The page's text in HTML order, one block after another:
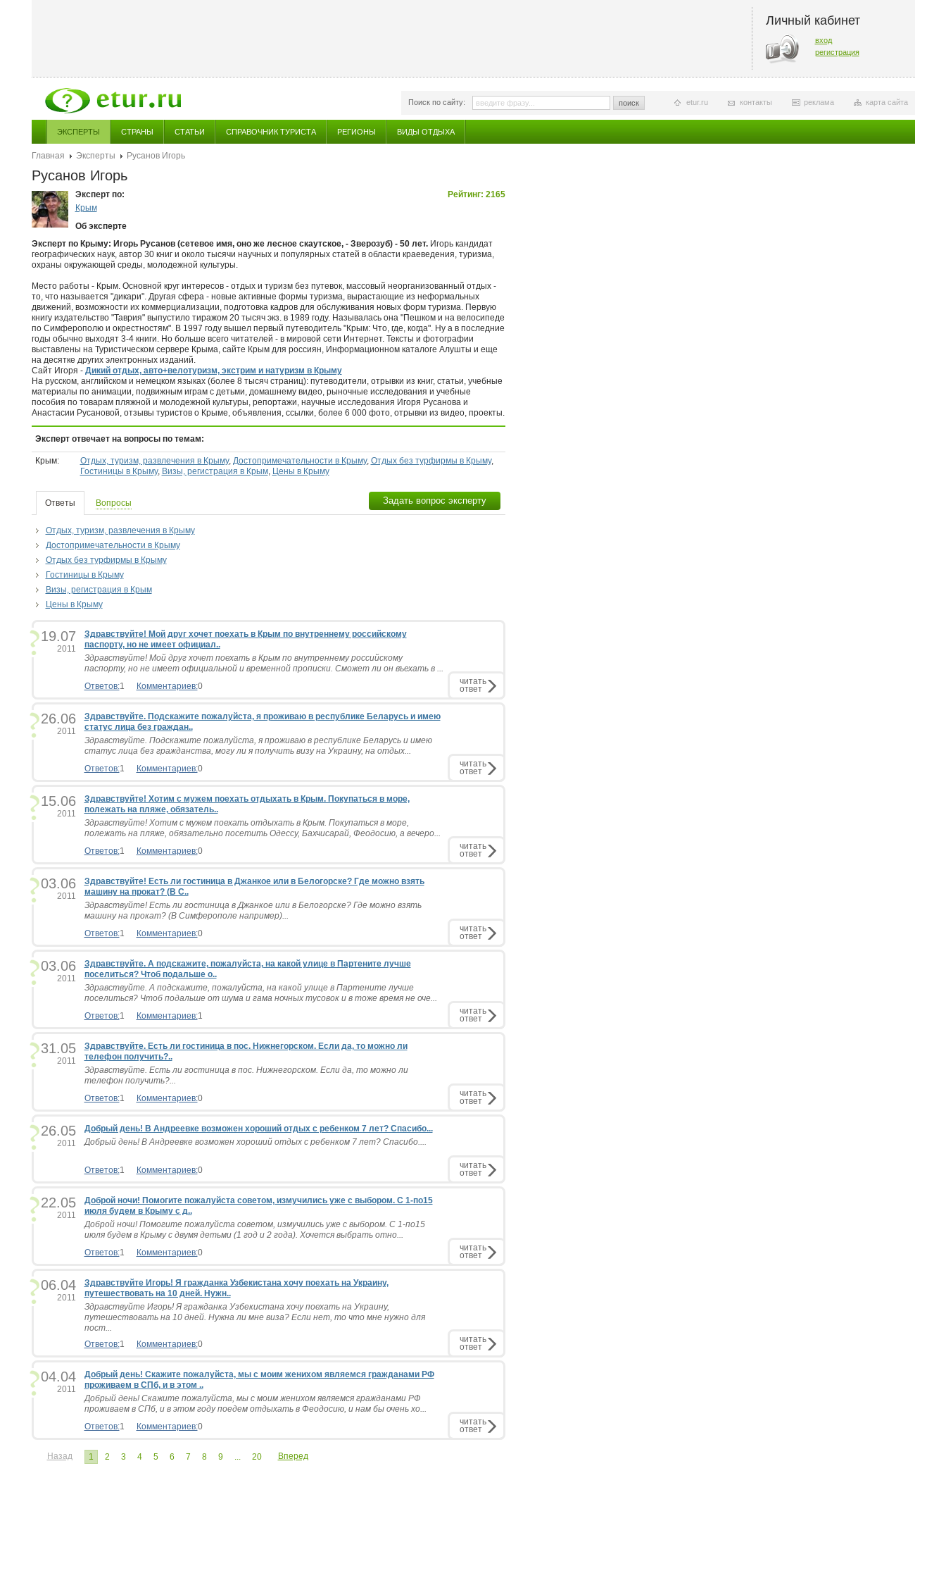
Личный кабинет
вход
регистрация
Поиск по сайту: поиск карта сайта
реклама
контакты
etur.ru
ЭКСПЕРТЫ СТРАНЫ СТАТЬИ СПРАВОЧНИК ТУРИСТА РЕГИОНЫ ВИДЫ ОТДЫХА
Главная Эксперты Русанов Игорь
Русанов Игорь
Рейтинг: 2165
Эксперт по:
Крым
Об эксперте
Эксперт по Крыму: Игорь Русанов (сетевое имя, оно же лесноe скаутское, - Зверозуб) - 50 лет. Игорь кандидат
географических наук, автор 30 книг и около тысячи научных и популярных статей в области краеведения, туризма,
охраны окружающей среды, молодежной культуры.
Место работы - Крым. Основной круг интересов - отдых и туризм без путевок, массовый неорганизованный отдых -
то, что называется "дикари". Другая сфера - новые активные формы туризма, вырастающие из неформальных
движений, возможности их коммерциализации, подготовка кадров для обслуживания новых форм туризма. Первую
книгу издательство "Таврия" выпустило тиражом 20 тысяч экз. в 1989 году. Называлась она "Пешком и на велосипеде
по Симферополю и окрестностям". В 1997 году вышел первый путеводитель "Крым: Что, где, когда". Ну а в последние
годы обычно выходят 3-4 книги. Но больше всего читателей - в мировой сети Интернет. Тексты и фотографии
выставлены на Туристическом сервере Крыма, сайте Крым для россиян, Информационном каталоге Алушты и еще
на десятке других электронных изданий.
Сайт Игоря - Дикий отдых, авто+велотуризм, экстрим и натуризм в Крыму
На русском, английском и немецком языках (более 8 тысяч страниц): путеводители, отрывки из книг, статьи, учебные
материалы по анимации, подвижным играм с детьми, домашнему видео, рыночные исследования и учебные
пособия по товарам пляжной и молодежной культуры, репортажи, научные исследования Игоря Русанова и
Анастасии Русановой, отзывы туристов о Крыме, объявления, ссылки, более 6 000 фото, отрывки из видео, проекты.
Эксперт отвечает на вопросы по темам:
Крым: Отдых, туризм, развлечения в Крыму, Достопримечательности в Крыму, Отдых без турфирмы в Крыму,
Гостиницы в Крыму, Визы, регистрация в Крым, Цены в Крыму
Ответы Вопросы Задать вопрос эксперту
Отдых, туризм, развлечения в Крыму
Достопримечательности в Крыму
Отдых без турфирмы в Крыму
Гостиницы в Крыму
Визы, регистрация в Крым
Цены в Крыму
19.07
2011
Здравствуйте! Мой друг хочет поехать в Крым по внутреннему российскому
паспорту, но не имеет официал..
Здравствуйте! Мой друг хочет поехать в Крым по внутреннему российскому
паспорту, но не имеет официальной и временной прописки. Сможет ли он въехать в ...
Ответов:1 Комментариев:0 читать
ответ
26.06
2011
Здравствуйте. Подскажите пожалуйста, я проживаю в республике Беларусь и имею
статус лица без граждан..
Здравствуйте. Подскажите пожалуйста, я проживаю в республике Беларусь и имею
статус лица без гражданства, могу ли я получить визу на Украину, на отдых...
Ответов:1 Комментариев:0 читать
ответ
15.06
2011
Здравствуйте! Хотим с мужем поехать отдыхать в Крым. Покупаться в море,
полежать на пляже, обязатель..
Здравствуйте! Хотим с мужем поехать отдыхать в Крым. Покупаться в море,
полежать на пляже, обязательно посетить Одессу, Бахчисарай, Феодосию, а вечеро...
Ответов:1 Комментариев:0 читать
ответ
03.06
2011
Здравствуйте! Есть ли гостиница в Джанкое или в Белогорске? Где можно взять
машину на прокат? (В С..
Здравствуйте! Есть ли гостиница в Джанкое или в Белогорске? Где можно взять
машину на прокат? (В Симферополе например)...
Ответов:1 Комментариев:0 читать
ответ
03.06
2011
Здравствуйте. А подскажите, пожалуйста, на какой улице в Партените лучше
поселиться? Чтоб подальше о..
Здравствуйте. А подскажите, пожалуйста, на какой улице в Партените лучше
поселиться? Чтоб подальше от шума и гама ночных тусовок и в тоже время не оче...
Ответов:1 Комментариев:1 читать
ответ
31.05
2011
Здравствуйте. Есть ли гостиница в пос. Нижнегорском. Если да, то можно ли
телефон получить?..
Здравствуйте. Есть ли гостиница в пос. Нижнегорском. Если да, то можно ли
телефон получить?...
Ответов:1 Комментариев:0 читать
ответ
26.05
2011
Добрый день! В Андреевке возможен хороший отдых с ребенком 7 лет? Спасибо...
Добрый день! В Андреевке возможен хороший отдых с ребенком 7 лет? Спасибо....
Ответов:1 Комментариев:0 читать
ответ
22.05
2011
Доброй ночи! Помогите пожалуйста советом, измучились уже с выбором. С 1-по15
июля будем в Крыму с д..
Доброй ночи! Помогите пожалуйста советом, измучились уже с выбором. С 1-по15
июля будем в Крыму с двумя детьми (1 год и 2 года). Хочется выбрать отно...
Ответов:1 Комментариев:0 читать
ответ
06.04
2011
Здравствуйте Игорь! Я гражданка Узбекистана хочу поехать на Украину,
путешествовать на 10 дней. Нужн..
Здравствуйте Игорь! Я гражданка Узбекистана хочу поехать на Украину,
путешествовать на 10 дней. Нужна ли мне виза? Если нет, то что мне нужно для
пост...
Ответов:1 Комментариев:0 читать
ответ
04.04
2011
Добрый день! Скажите пожалуйста, мы с моим женихом являемся гражданами РФ
проживаем в СПб, и в этом ..
Добрый день! Скажите пожалуйста, мы с моим женихом являемся гражданами РФ
проживаем в СПб, и в этом году поедем отдыхать в Феодосию, и нам бы очень хо...
Ответов:1 Комментариев:0 читать
ответ
Назад 1 2 3 4 5 6 7 8 9 ... 20 Вперед